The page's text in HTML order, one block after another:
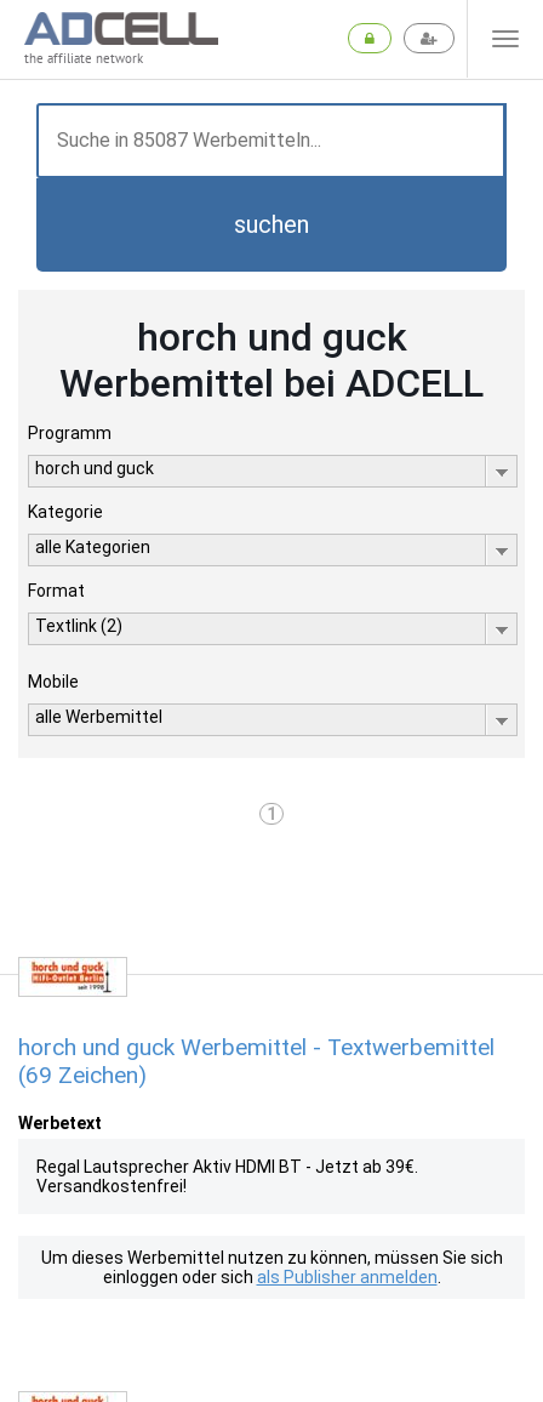
the affiliate network
suchen
horch und guck
Werbemittel bei ADCELL
Programm
horch und guck
Kategorie
alle Kategorien
Format
Textlink (2)
Mobile
alle Werbemittel
1
horch und guck Werbemittel - Textwerbemittel
(69 Zeichen)
Werbetext
Regal Lautsprecher Aktiv HDMI BT - Jetzt ab 39€.
Versandkostenfrei!
Um dieses Werbemittel nutzen zu können, müssen Sie sich
einloggen oder sich als Publisher anmelden